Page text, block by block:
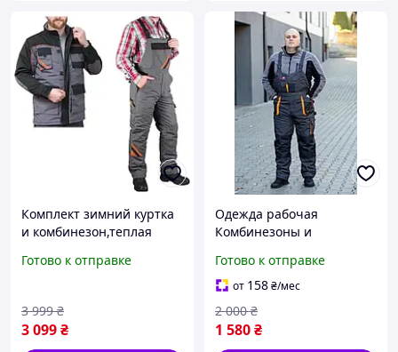
Комплект зимний куртка
и комбинезон,теплая
работы,зимняя униформа
Готово к отправке
3 099₴
3 999 ₴
Одежда рабочая
Комбинезоны и
рабочие зимние
Готово к отправке
от 158₴/мес
1 580₴
2 000 ₴